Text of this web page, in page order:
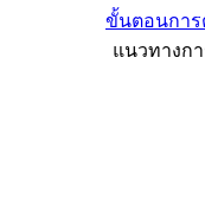
ขั้นตอนการ
แนวทางก